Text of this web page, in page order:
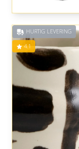
HURTIG LEVERING
4.1